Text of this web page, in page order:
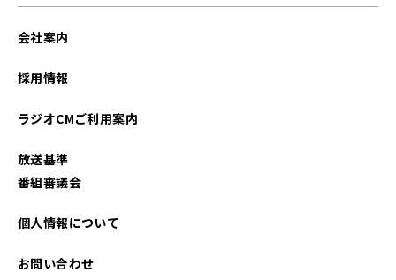
会社案内
採用情報
ラジオCMご利用案内
放送基準
番組審議会
個人情報について
お問い合わせ